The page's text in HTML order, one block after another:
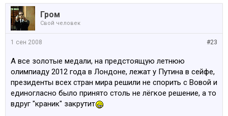
Гром
Свой человек
#23
1 сен 2008
А все золотые медали, на предстоящую летнюю
олимпиаду 2012 года в Лондоне, лежат у Путина в сейфе,
президенты всех стран мира решили не спорить с Вовой и
единогласно было принято столь не лёгкое решение, а то
вдруг "краник" закрутит